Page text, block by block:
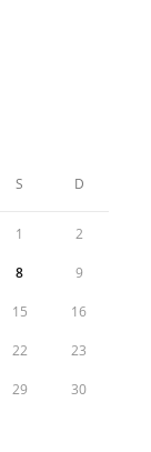
S D
1 2
8 9
15 16
22 23
29 30